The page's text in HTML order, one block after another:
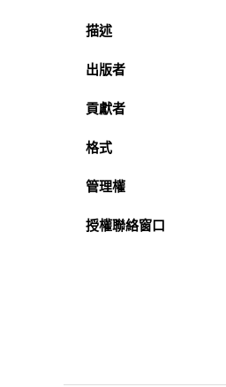
描述
出版者
貢獻者
格式
管理權
授權聯絡窗口